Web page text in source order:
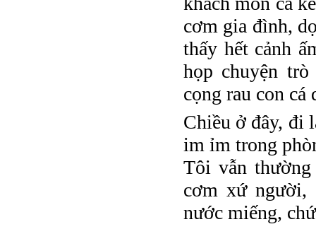
cơm gia đình,
thấy hết cảnh
họp chuyện
cọng rau con cá
Chiều ở đây, đi
im ỉm trong
Tôi vẫn thường
cơm xứ người,
nước miếng,